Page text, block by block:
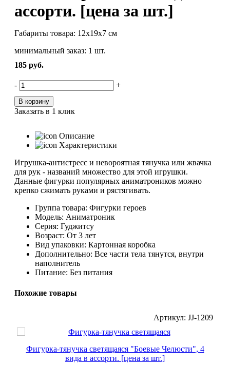
ассорти. [цена за шт.]
Габариты товара: 12х19х7 см
минимальный заказ: 1 шт.
185 руб.
- +
В корзину
Заказать в 1 клик
Описание
Характеристики
Игрушка-антистресс и невороятная тянучка или жвачка
для рук - названий множество для этой игрушки.
Данные фигурки популярных аниматроников можно
крепко сжимать руками и рястягивать.
Группа товара: Фигурки героев
Модель: Аниматроник
Серия: Гуджитсу
Возраст: От 3 лет
Вид упаковки: Картонная коробка
Дополнительно: Все части тела тянутся, внутри
наполнитель
Питание: Без питания
Похожие товары
Артикул: JJ-1209
Фигурка-тянучка светящаяся "Боевые Челюсти", 4
вида в ассорти. [цена за шт.]